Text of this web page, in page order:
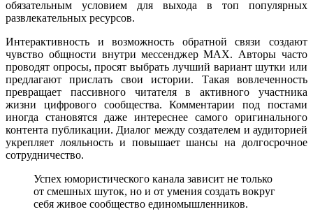
обязательным условием для выхода в топ популярных
развлекательных ресурсов.
Интерактивность и возможность обратной связи создают
чувство общности внутри мессенджер MAX. Авторы часто
проводят опросы, просят выбрать лучший вариант шутки или
предлагают прислать свои истории. Такая вовлеченность
превращает пассивного читателя в активного участника
жизни цифрового сообщества. Комментарии под постами
иногда становятся даже интереснее самого оригинального
контента публикации. Диалог между создателем и аудиторией
укрепляет лояльность и повышает шансы на долгосрочное
сотрудничество.
Успех юмористического канала зависит не только
от смешных шуток, но и от умения создать вокруг
себя живое сообщество единомышленников.